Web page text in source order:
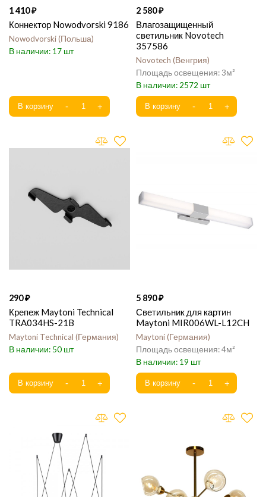
1 410
Коннектор Nowodvorski 9186
Nowodvorski Польша
17
2 580
Влагозащищенный
светильник Novotech
357586
Novotech Венгрия
3
2572
290
Крепеж Maytoni Technical
TRA034HS-21B
Maytoni Technical Германия
50
5 890
Светильник для картин
Maytoni MIR006WL-L12CH
Maytoni Германия
4
19